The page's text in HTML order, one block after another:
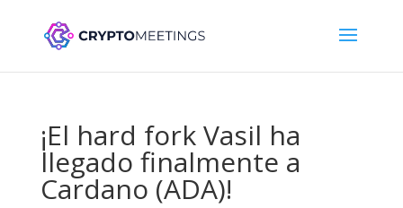
¡El hard fork Vasil ha
llegado finalmente a
Cardano (ADA)!